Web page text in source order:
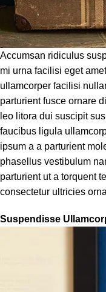
Accumsan ridiculus
mi urna facilisi eget
ullamcorper facilisi
parturient fusce ornare
leo litora dui suscipit
faucibus ligula
ipsum a a parturient
phasellus vestibulum
parturient ut a torquent
consectetur ultricies
Suspendisse